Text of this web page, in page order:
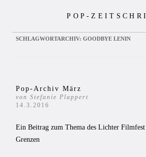
POP-
SCHLAGWORTARCHIV: GOODBYE LENIN
Pop-Archiv März
von Stefanie Plappert
14.3.2016
Ein Beitrag zum Thema des Lichter
Grenzen